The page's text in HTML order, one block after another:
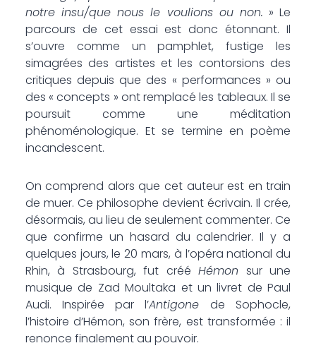
notre insu/que nous le voulions ou non. » Le
parcours de cet essai est donc étonnant. Il
s’ouvre comme un pamphlet, fustige les
simagrées des artistes et les contorsions des
critiques depuis que des « performances » ou
des « concepts » ont remplacé les tableaux. Il se
poursuit comme une méditation
phénoménologique. Et se termine en poème
incandescent.
On comprend alors que cet auteur est en train
de muer. Ce philosophe devient écrivain. Il crée,
désormais, au lieu de seulement commenter. Ce
que confirme un hasard du calendrier. Il y a
quelques jours, le 20 mars, à l’opéra national du
Rhin, à Strasbourg, fut crééHémon sur une
musique de Zad Moultaka et un livret de Paul
Audi. Inspirée par l’Antigonede Sophocle,
l’histoire d’Hémon, son frère, est transformée : il
renonce finalement au pouvoir.